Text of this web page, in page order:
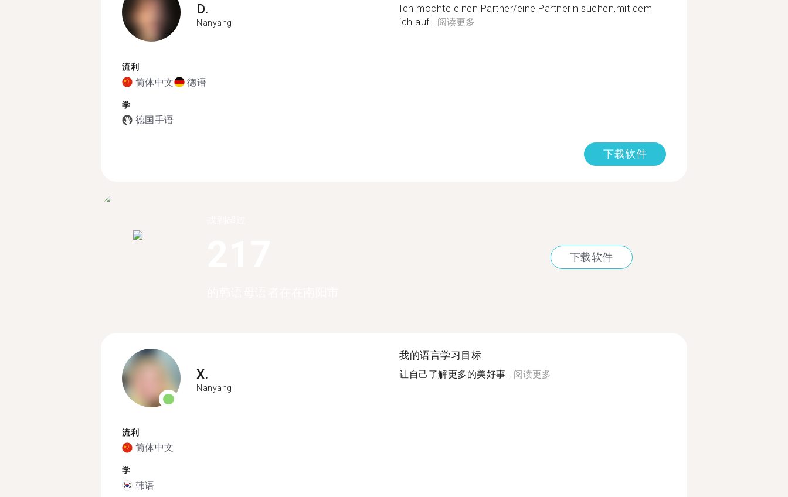
D.
Nanyang
流利
简体中文 德语
学
德国手语
Ich möchte einen Partner/eine Partnerin suchen,mit dem
ich auf...阅读更多
下载软件
下载软件
X.
Nanyang
流利
简体中文
学
韩语
我的语言学习目标
让自己了解更多的美好事... 阅读更多